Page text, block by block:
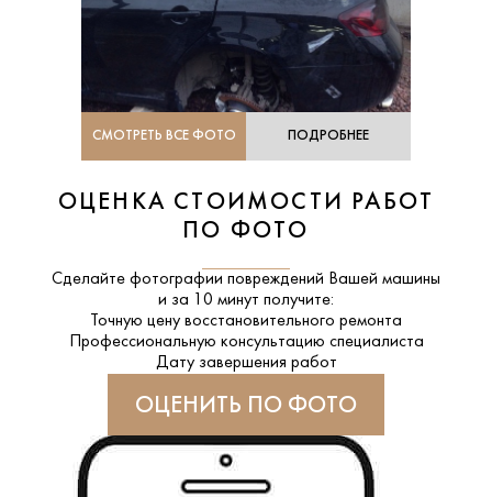
СМОТРЕТЬ ВСЕ ФОТО ПОДРОБНЕЕ
ОЦЕНКА СТОИМОСТИ РАБОТ
ПО ФОТО
Сделайте фотографии повреждений Вашей машины
и за 10 минут получите:
Точную цену восстановительного ремонта
Профессиональную консультацию специалиста
Дату завершения работ
ОЦЕНИТЬ ПО ФОТО